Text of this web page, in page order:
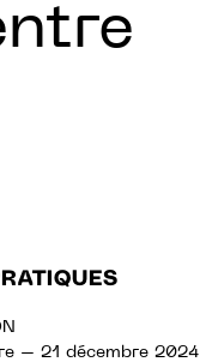
– 21 décembre 2024